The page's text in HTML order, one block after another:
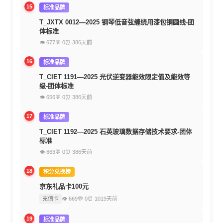
15 标准品牌
T_JXTX 0012—2025 钢琴低音弦缠绕用漆包铜圆线-团
体标准
👁 677💬 0⏰ 386天前
16 标准品牌
T_CIET 1191—2025 光伏逆变器能效限定值及能效等
级-团体标准
👁 656💬 0⏰ 386天前
17 标准品牌
T_CIET 1192—2025 石英玻璃数据存储技术要求-团体
标准
👁 663💬 0⏰ 386天前
18 积分兑换榜
京东礼品卡100元
充值卡 👁 669💬 0⏰ 1019天前
19 标准品牌